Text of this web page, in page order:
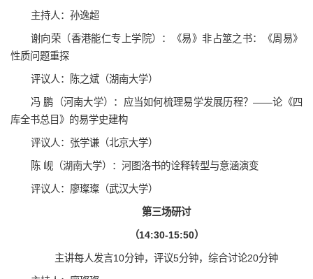
主持人：孙逸超
谢向荣（香港能仁专上学院）：《易》非占筮之书：《周易》
性质问题重探
评议人：陈之斌（湖南大学）
冯 鹏（河南大学）：应当如何梳理易学发展历程？——论《四
库全书总目》的易学史建构
评议人：张学谦（北京大学）
陈 岘（湖南大学）：河图洛书的诠释转型与意涵演变
评议人：廖璨璨（武汉大学）
第三场研讨
（14:30-15:50）
主讲每人发言10分钟，评议5分钟，综合讨论20分钟